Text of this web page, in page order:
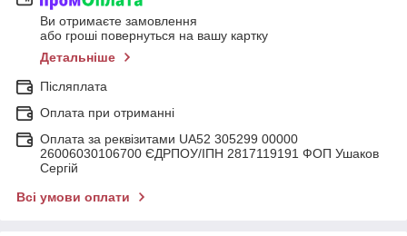
Ви отримаєте замовлення
або гроші повернуться на вашу картку
Детальніше
Післяплата
Оплата при отриманні
Оплата за реквізитами UA52 305299 00000
26006030106700 ЄДРПОУ/ІПН 2817119191 ФОП Ушаков
Сергій
Всі умови оплати